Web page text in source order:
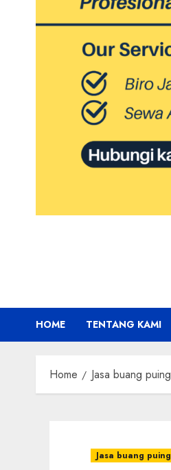
HOME TENTANG KAMI
Home Jasa buang puing
Jasa buang puing